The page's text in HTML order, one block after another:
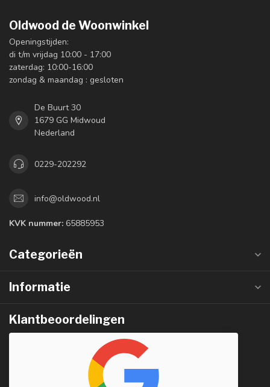
Oldwood de Woonwinkel
Openingstijden:
di t/m vrijdag 10:00 - 17:00
zaterdag: 10:00-16:00
zondag & maandag : gesloten
De Buurt 30
1679 GG Midwoud
Nederland
0229-202292
info@oldwood.nl
KVK nummer: 65885953
Categorieën
Informatie
Klantbeoordelingen